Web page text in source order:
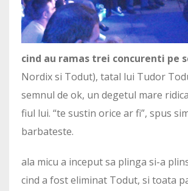
cind au ramas trei concurenti pe
Nordix si Todut), tatal lui Tudor
semnul de ok, un degetul mare
fiul lui. “te sustin orice ar fi”, spus
barbateste.
ala micu a inceput sa plinga si-a
cind a fost eliminat Todut, si toata